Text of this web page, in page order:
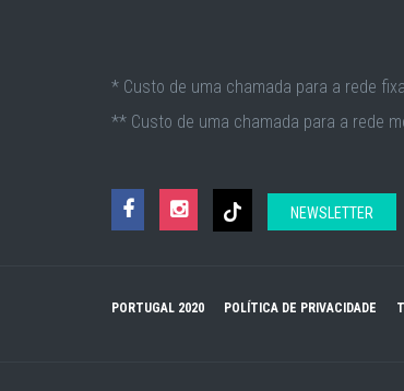
* Custo de uma chamada para a rede
** Custo de uma chamada para a rede
NEWSLETTER
PORTUGAL 2020 POLÍTICA DE PRIVACIDADE